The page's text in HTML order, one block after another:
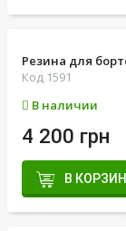
Резина для
Код 1591
В наличии
4 200 грн
В